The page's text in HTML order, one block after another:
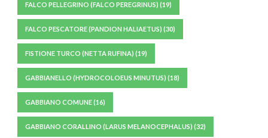
FALCO PELLEGRINO (FALCO PEREGRINUS) (19)
FALCO PESCATORE (PANDION HALIAETUS) (30)
FISTIONE TURCO (NETTA RUFINA) (19)
GABBIANELLO (HYDROCOLOEUS MINUTUS) (18)
GABBIANO COMUNE(16)
GABBIANO CORALLINO (LARUS MELANOCEPHALUS) (32)